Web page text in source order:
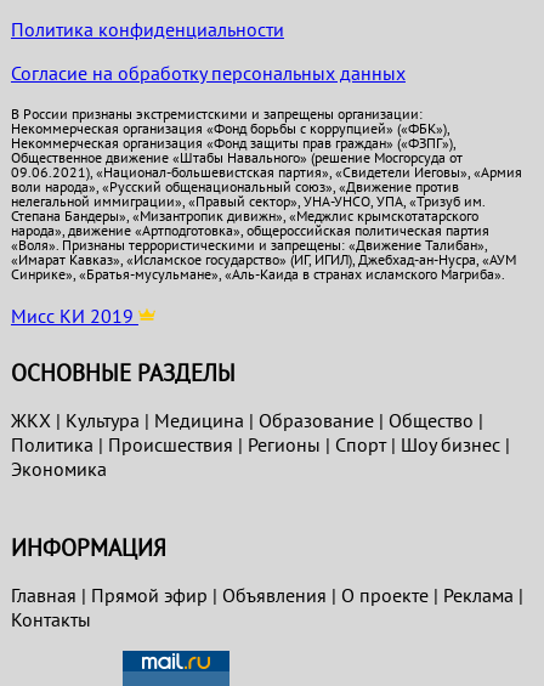
Политика конфиденциальности
Согласие на обработку персональных данных
В России признаны экстремистскими и запрещены организации:
Некоммерческая организация «Фонд борьбы с коррупцией» («ФБК»),
Некоммерческая организация «Фонд защиты прав граждан» («ФЗПГ»),
Общественное движение «Штабы Навального» (решение Мосгорсуда от
09.06.2021), «Национал-большевистская партия», «Свидетели Иеговы», «Армия
воли народа», «Русский общенациональный союз», «Движение против
нелегальной иммиграции», «Правый сектор», УНА-УНСО, УПА, «Тризуб им.
Степана Бандеры», «Мизантропик дивижн», «Меджлис крымскотатарского
народа», движение «Артподготовка», общероссийская политическая партия
«Воля». Признаны террористическими и запрещены: «Движение Талибан»,
«Имарат Кавказ», «Исламское государство» (ИГ, ИГИЛ), Джебхад-ан-Нусра, «АУМ
Синрике», «Братья-мусульмане», «Аль-Каида в странах исламского Магриба».
Мисс КИ 2019
ОСНОВНЫЕ РАЗДЕЛЫ
ЖКХ| Культура | Медицина | Образование| Общество |
Политика | Проиcшествия | Регионы | Спорт| Шоу бизнес|
Экономика
ИНФОРМАЦИЯ
Главная | Прямой эфир | Объявления | О проекте| Реклама |
Контакты